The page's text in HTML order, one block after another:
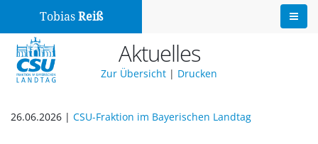
Tobias Reiß
Aktuelles
Zur Übersicht | Drucken
26.06.2026 | CSU-Fraktion im Bayerischen Landtag